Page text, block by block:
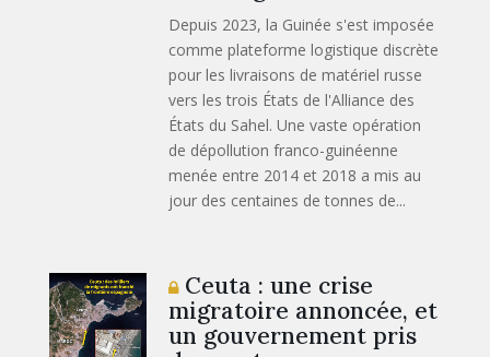
Depuis 2023, la Guinée s'est imposée
comme plateforme logistique discrète
pour les livraisons de matériel russe
vers les trois États de l'Alliance des
États du Sahel. Une vaste opération
de dépollution franco-guinéenne
menée entre 2014 et 2018 a mis au
jour des centaines de tonnes de...
Ceuta : une crise
migratoire annoncée, et
un gouvernement pris